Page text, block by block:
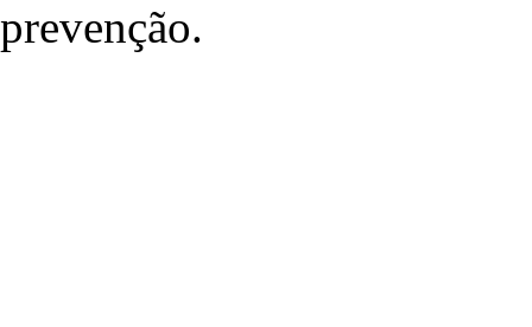
prevenção.